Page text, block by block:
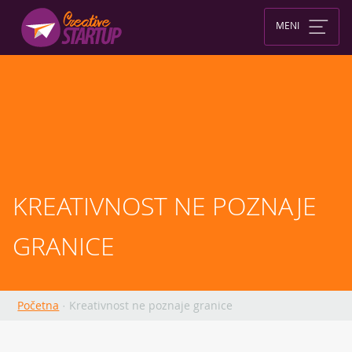
content
MENI
KREATIVNOST NE POZNAJE
GRANICE
Početna · Kreativnost ne poznaje granice